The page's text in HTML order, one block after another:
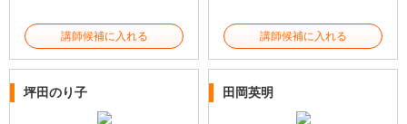
講師候補に入れる 講師候補に入れる
坪田のり子 田岡英明